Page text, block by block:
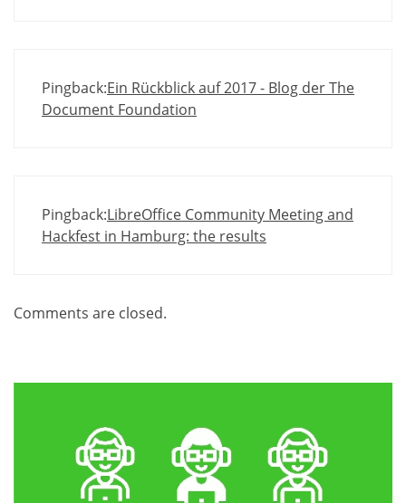
Pingback:Ein Rückblick auf 2017 - Blog der The
Document Foundation
Pingback:LibreOffice Community Meeting and
Hackfest in Hamburg: the results
Comments are closed.